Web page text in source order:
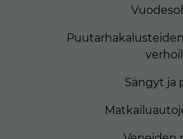
Sängyt ja